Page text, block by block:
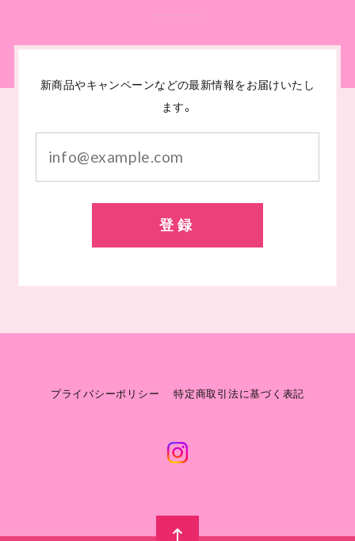
新商品やキャンペーンなどの最新情報をお届けいたし
ます。
登録
プライバシーポリシー 特定商取引法に基づく表記